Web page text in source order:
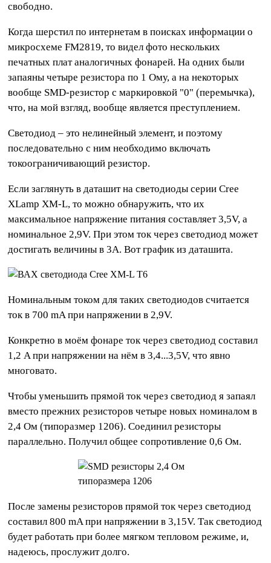
свободно.
Когда шерстил по интернетам в поисках информации о
микросхеме FM2819, то видел фото нескольких
печатных плат аналогичных фонарей. На одних были
запаяны четыре резистора по 1 Ому, а на некоторых
вообще SMD-резистор с маркировкой "0" (перемычка),
что, на мой взгляд, вообще является преступлением.
Светодиод – это нелинейный элемент, и поэтому
последовательно с ним необходимо включать
токоограничивающий резистор.
Если заглянуть в даташит на светодиоды серии Cree
XLamp XM-L, то можно обнаружить, что их
максимальное напряжение питания составляет 3,5V, а
номинальное 2,9V. При этом ток через светодиод может
достигать величины в 3А. Вот график из даташита.
Номинальным током для таких светодиодов считается
ток в 700 mA при напряжении в 2,9V.
Конкретно в моём фонаре ток через светодиод составил
1,2 A при напряжении на нём в 3,4...3,5V, что явно
многовато.
Чтобы уменьшить прямой ток через светодиод я запаял
вместо прежних резисторов четыре новых номиналом в
2,4 Ом (типоразмер 1206). Соединил резисторы
параллельно. Получил общее сопротивление 0,6 Ом.
После замены резисторов прямой ток через светодиод
составил 800 mA при напряжении в 3,15V. Так светодиод
будет работать при более мягком тепловом режиме, и,
надеюсь, прослужит долго.